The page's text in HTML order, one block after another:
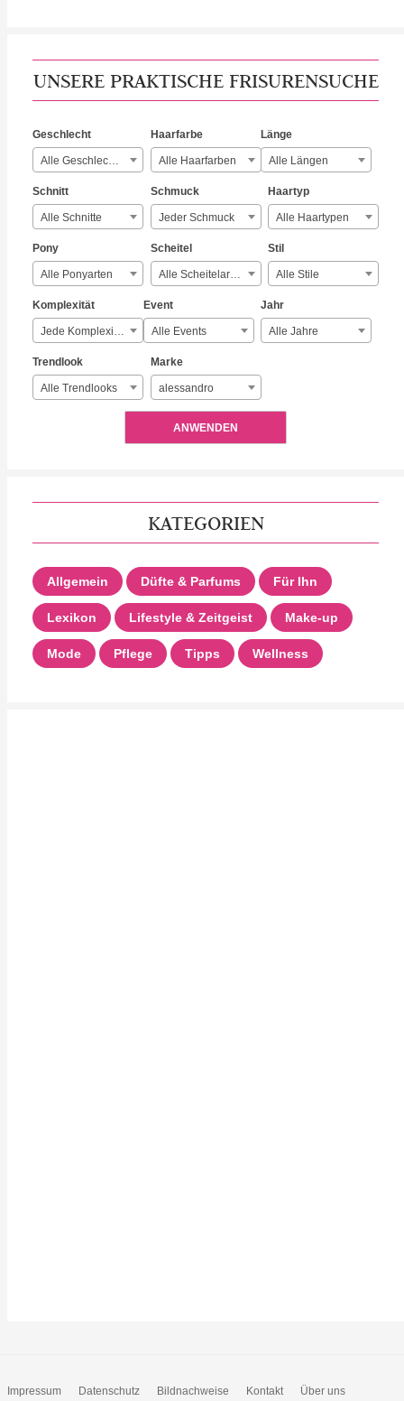
UNSERE PRAKTISCHE FRISURENSUCHE
Geschlecht
Alle Geschlechter
Haarfarbe
Alle Haarfarben
Länge
Alle Längen
Schnitt
Alle Schnitte
Schmuck
Jeder Schmuck
Haartyp
Alle Haartypen
Pony
Alle Ponyarten
Scheitel
Alle Scheitelarten
Stil
Alle Stile
Komplexität
Jede Komplexität
Event
Alle Events
Jahr
Alle Jahre
Trendlook
Alle Trendlooks
Marke
alessandro
ANWENDEN
KATEGORIEN
Allgemein Düfte & Parfums Für Ihn
Lexikon Lifestyle & Zeitgeist Make-up
Mode Pflege Tipps Wellness
Impressum Datenschutz Bildnachweise Kontakt Über uns